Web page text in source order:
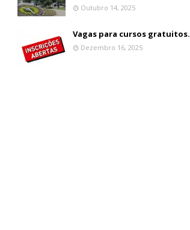
Outubro 14, 2025
Vagas para cursos gratuitos.
Dezembro 16, 2025